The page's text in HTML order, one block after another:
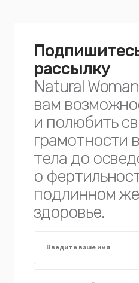
рассылку
Natural
вам
и полюбить
грамотности
тела до
о
подлинном
здоровье.